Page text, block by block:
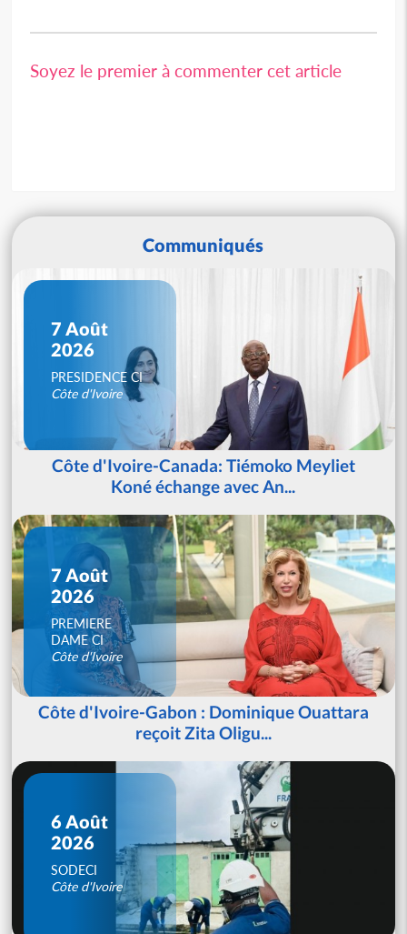
Soyez le premier à commenter cet article
Communiqués
7 Août
2026
PRESIDENCE CI
Côte d'Ivoire
Côte d'Ivoire-Canada: Tiémoko Meyliet
Koné échange avec An...
7 Août
2026
PREMIERE
DAME CI
Côte d'Ivoire
Côte d'Ivoire-Gabon : Dominique Ouattara
reçoit Zita Oligu...
6 Août
2026
SODECI
Côte d'Ivoire